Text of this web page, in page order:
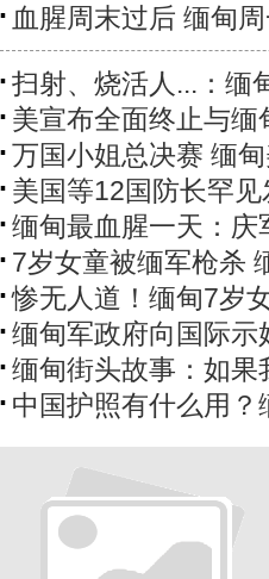
血腥周末过后 缅甸
扫射、烧活人...：缅
美宣布全面终止与缅
万国小姐总决赛 缅
美国等12国防长罕
缅甸最血腥一天：庆
7岁女童被缅军枪杀
惨无人道！缅甸7岁
缅甸军政府向国际示
缅甸街头故事：如
中国护照有什么用？